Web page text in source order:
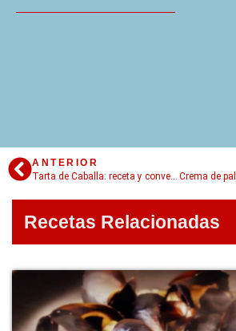
ANTERIOR
Tarta de Caballa: receta y conversación con Dios
Recetas Relacionadas